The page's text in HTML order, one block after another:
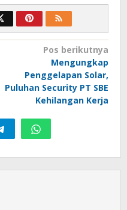
Pos berikutnya
Mengungkap
Penggelapan Solar,
Puluhan Security PT SBE
Kehilangan Kerja